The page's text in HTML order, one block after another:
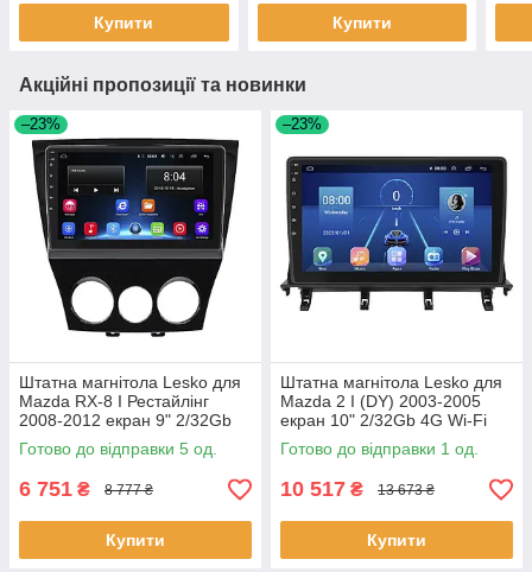
Купити Купити
Акційні пропозиції та новинки
–23%
Штатна магнітола Lesko для
Mazda RX-8 I Рестайлінг
2008-2012 екран 9" 2/32Gb
Wi-Fi GPS Base 5 шт.
Готово до відправки 5 од.
6 751 ₴ 8 777 ₴
Купити
–23%
Штатна магнітола Lesko для
Mazda 2 I (DY) 2003-2005
екран 10" 2/32Gb 4G Wi-Fi
GPS Top 1 шт.
Готово до відправки 1 од.
10 517 ₴ 13 673 ₴
Купити